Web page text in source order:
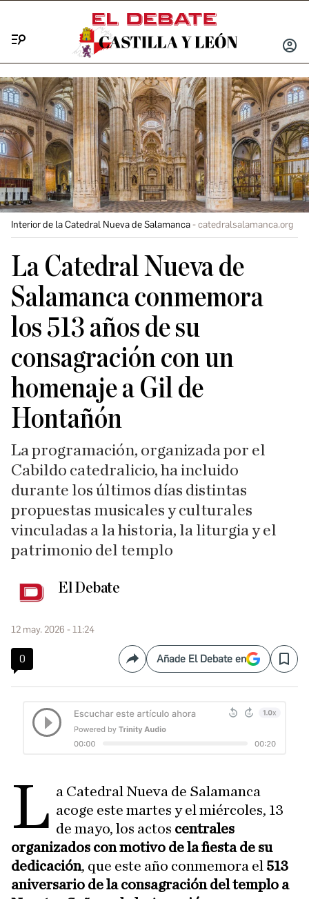
INICIAR
Interior de la Catedral Nueva de Salamanca catedralsalamanca.org
La Catedral Nueva de
Salamanca conmemora
los 513 años de su
consagración con un
homenaje a Gil de
Hontañón
La programación, organizada por el
Cabildo catedralicio, ha incluido
durante los últimos días distintas
propuestas musicales y culturales
vinculadas a la historia, la liturgia y el
patrimonio del templo
El Debate
12 may. 2026 - 11:24
0 CompartirAñade El Debate en Save
L a Catedral Nueva de Salamanca
acoge este martes y el miércoles, 13
de mayo, los actos centrales
organizados con motivo de la fiesta de su
dedicación, que este año conmemora el 513
aniversario de la consagración del templo a